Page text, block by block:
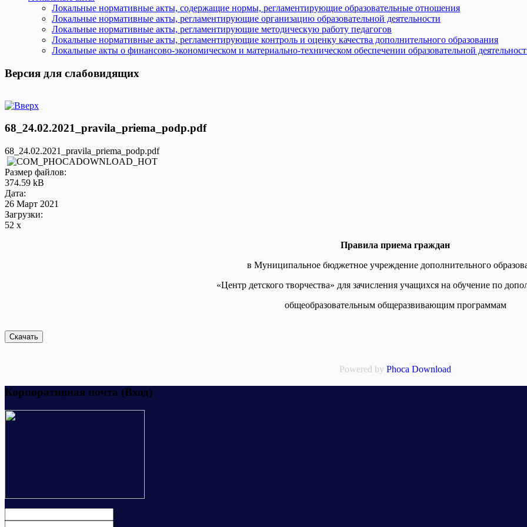
Локальные нормативные акты, содержащие нормы, регламентирующие образовательные отношения
Локальные нормативные акты, регламентирующие организацию образовательной деятельности
Локальные нормативные акты, регламентирующие методическую работу педагогов
Локальные нормативные акты, регламентирующие контроль и оценку качества дополнительного образования
Локальные акты о финансово-экономическом и материально-техническом обеспечении образовательной
Версия для слабовидящих
68_24.02.2021_pravila_priema_podp.pdf
68_24.02.2021_pravila_priema_podp.pdf
Размер файлов:
374.59 kB
Дата:
26 Март 2021
Загрузки:
52 x
Правила приема граждан
в Муниципальное бюджетное учреждение дополнительного
«Центр детского творчества» для зачисления учащихся на обучение по
общеобразовательным общеразвивающим программам
Powered by Phoca Download
Корпоративная почта (Вход)